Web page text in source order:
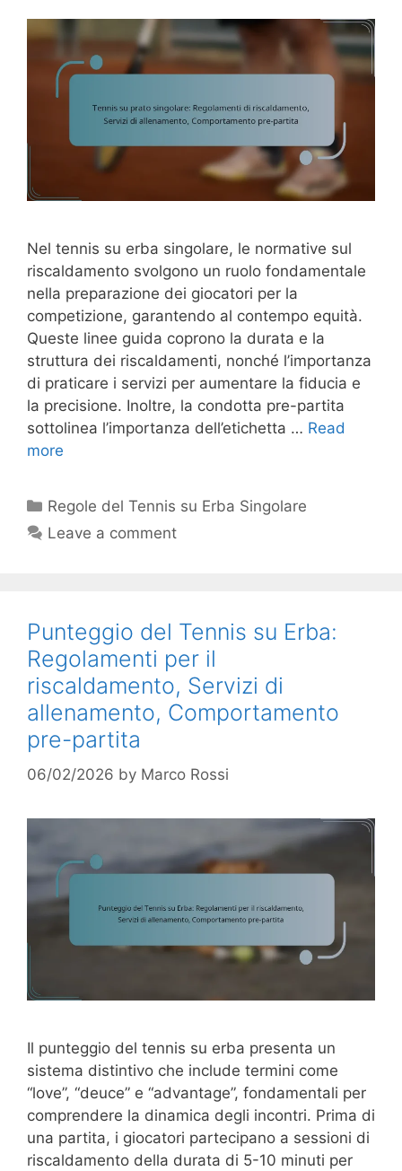
Nel tennis su erba singolare, le normative sul
riscaldamento svolgono un ruolo fondamentale
nella preparazione dei giocatori per la
competizione, garantendo al contempo equità.
Queste linee guida coprono la durata e la
struttura dei riscaldamenti, nonché l’importanza
di praticare i servizi per aumentare la fiducia e
la precisione. Inoltre, la condotta pre-partita
sottolinea l’importanza dell’etichetta … Read
more
Categories
Regole del Tennis su Erba Singolare
Leave a comment
Punteggio del Tennis su Erba:
Regolamenti per il
riscaldamento, Servizi di
allenamento, Comportamento
pre-partita
06/02/2026 by Marco Rossi
Il punteggio del tennis su erba presenta un
sistema distintivo che include termini come
“love”, “deuce” e “advantage”, fondamentali per
comprendere la dinamica degli incontri. Prima di
una partita, i giocatori partecipano a sessioni di
riscaldamento della durata di 5-10 minuti per